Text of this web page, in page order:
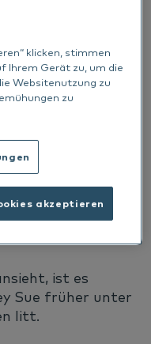
ist es
Sue früher unter
litt.
klicken, stimmen
Ihrem Gerät zu, um die
Websitenutzung zu
zu
akzeptieren